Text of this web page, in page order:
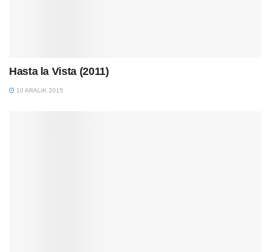
Hasta la Vista (2011)
10 ARALIK 2015